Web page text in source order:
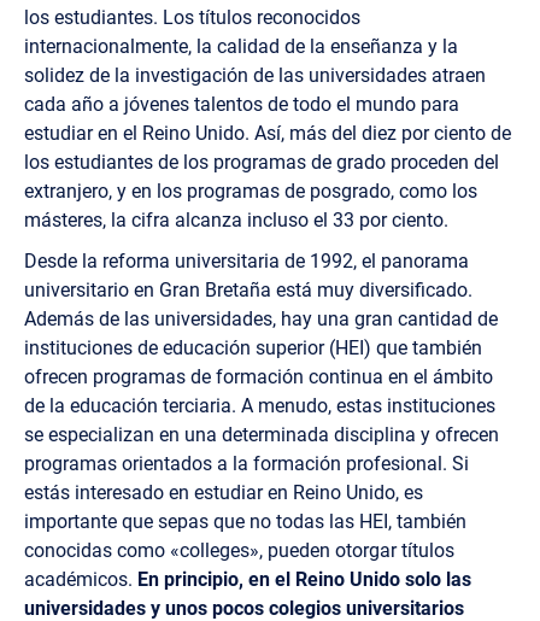
los estudiantes. Los títulos reconocidos
internacionalmente, la calidad de la enseñanza y la
solidez de la investigación de las universidades atraen
cada año a jóvenes talentos de todo el mundo para
estudiar en el Reino Unido. Así, más del diez por ciento de
los estudiantes de los programas de grado proceden del
extranjero, y en los programas de posgrado, como los
másteres, la cifra alcanza incluso el 33 por ciento.
Desde la reforma universitaria de 1992, el panorama
universitario en Gran Bretaña está muy diversificado.
Además de las universidades, hay una gran cantidad de
instituciones de educación superior (HEI) que también
ofrecen programas de formación continua en el ámbito
de la educación terciaria. A menudo, estas instituciones
se especializan en una determinada disciplina y ofrecen
programas orientados a la formación profesional. Si
estás interesado en estudiar en Reino Unido, es
importante que sepas que no todas las HEI, también
conocidas como «colleges», pueden otorgar títulos
académicos. En principio, en el Reino Unido solo las
universidades y unos pocos colegios universitarios